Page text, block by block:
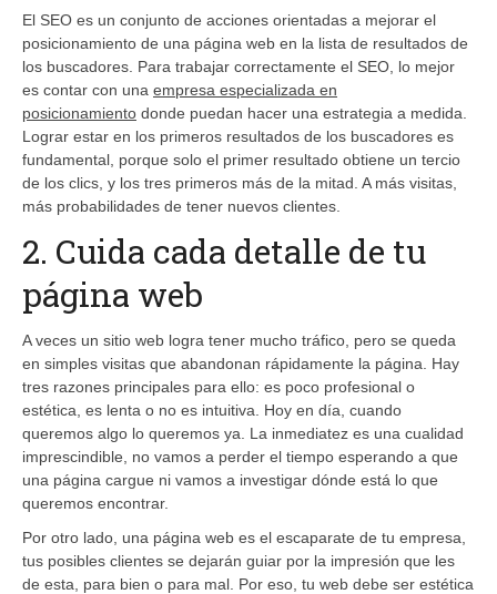
El SEO es un conjunto de acciones orientadas a mejorar el
posicionamiento de una página web en la lista de resultados de
los buscadores. Para trabajar correctamente el SEO, lo mejor
es contar con una empresa especializada en
posicionamiento donde puedan hacer una estrategia a medida.
Lograr estar en los primeros resultados de los buscadores es
fundamental, porque solo el primer resultado obtiene un tercio
de los clics, y los tres primeros más de la mitad. A más visitas,
más probabilidades de tener nuevos clientes.
2. Cuida cada detalle de tu
página web
A veces un sitio web logra tener mucho tráfico, pero se queda
en simples visitas que abandonan rápidamente la página. Hay
tres razones principales para ello: es poco profesional o
estética, es lenta o no es intuitiva. Hoy en día, cuando
queremos algo lo queremos ya. La inmediatez es una cualidad
imprescindible, no vamos a perder el tiempo esperando a que
una página cargue ni vamos a investigar dónde está lo que
queremos encontrar.
Por otro lado, una página web es el escaparate de tu empresa,
tus posibles clientes se dejarán guiar por la impresión que les
de esta, para bien o para mal. Por eso, tu web debe ser estética